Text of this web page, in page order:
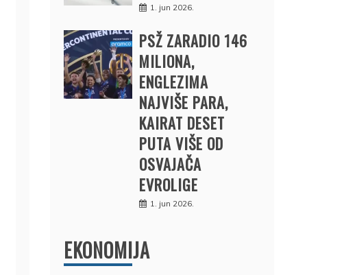
1. jun 2026.
PSŽ ZARADIO 146
MILIONA,
ENGLEZIMA
NAJVIŠE PARA,
KAIRAT DESET
PUTA VIŠE OD
OSVAJAČA
EVROLIGE
1. jun 2026.
EKONOMIJA